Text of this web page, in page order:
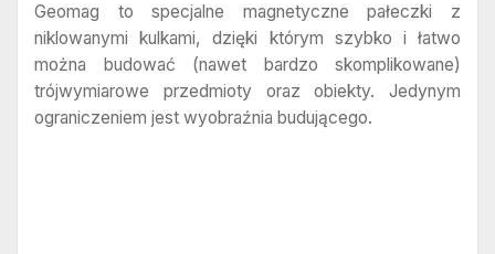
Geomag to specjalne magnetyczne pałeczki z
niklowanymi kulkami, dzięki którym szybko i łatwo
można budować (nawet bardzo skomplikowane)
trójwymiarowe przedmioty oraz obiekty. Jedynym
ograniczeniem jest wyobraźnia budującego.